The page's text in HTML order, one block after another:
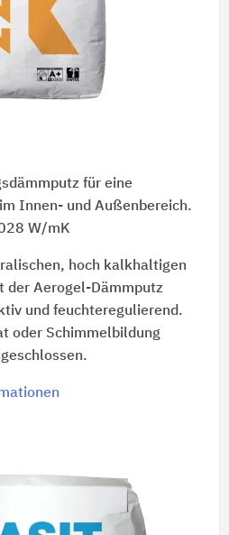
für eine
Innen- und Außenbereich.
W/mK
hoch kalkhaltigen
der Aerogel-Dämmputz
und feuchteregulierend.
oder Schimmelbildung